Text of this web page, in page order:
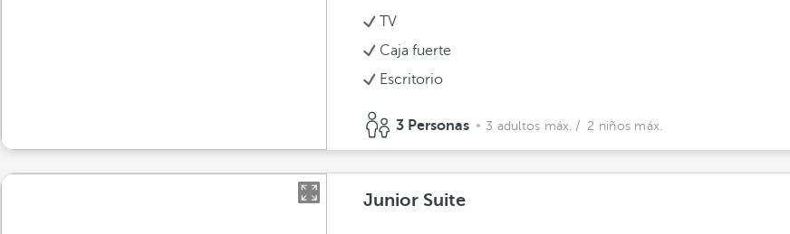
TV
Caja fuerte
Escritorio
3 Personas 3 adultos máx. / 2 niños máx.
Junior Suite